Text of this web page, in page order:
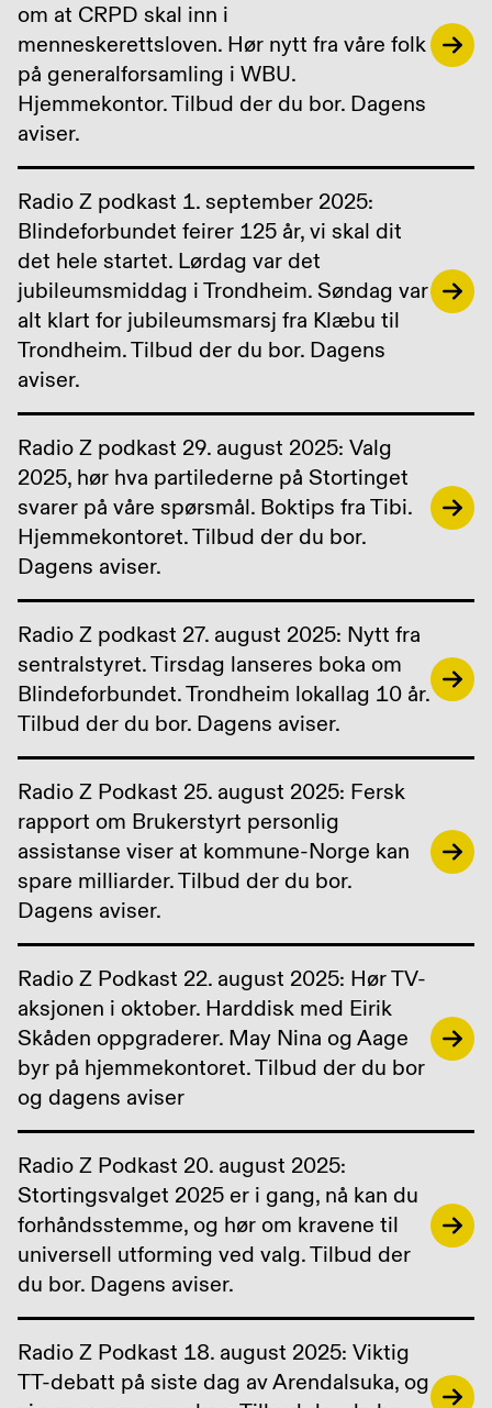
om at CRPD skal inn i
menneskerettsloven. Hør nytt fra våre folk
på generalforsamling i WBU.
Hjemmekontor. Tilbud der du bor. Dagens
aviser.
Radio Z podkast 1. september 2025:
Blindeforbundet feirer 125 år, vi skal dit
det hele startet. Lørdag var det
jubileumsmiddag i Trondheim. Søndag var
alt klart for jubileumsmarsj fra Klæbu til
Trondheim. Tilbud der du bor. Dagens
aviser.
Radio Z podkast 29. august 2025: Valg
2025, hør hva partilederne på Stortinget
svarer på våre spørsmål. Boktips fra Tibi.
Hjemmekontoret. Tilbud der du bor.
Dagens aviser.
Radio Z podkast 27. august 2025: Nytt fra
sentralstyret. Tirsdag lanseres boka om
Blindeforbundet. Trondheim lokallag 10 år.
Tilbud der du bor. Dagens aviser.
Radio Z Podkast 25. august 2025: Fersk
rapport om Brukerstyrt personlig
assistanse viser at kommune-Norge kan
spare milliarder. Tilbud der du bor.
Dagens aviser.
Radio Z Podkast 22. august 2025: Hør TV-
aksjonen i oktober. Harddisk med Eirik
Skåden oppgraderer. May Nina og Aage
byr på hjemmekontoret. Tilbud der du bor
og dagens aviser
Radio Z Podkast 20. august 2025:
Stortingsvalget 2025 er i gang, nå kan du
forhåndsstemme, og hør om kravene til
universell utforming ved valg. Tilbud der
du bor. Dagens aviser.
Radio Z Podkast 18. august 2025: Viktig
TT-debatt på siste dag av Arendalsuka, og